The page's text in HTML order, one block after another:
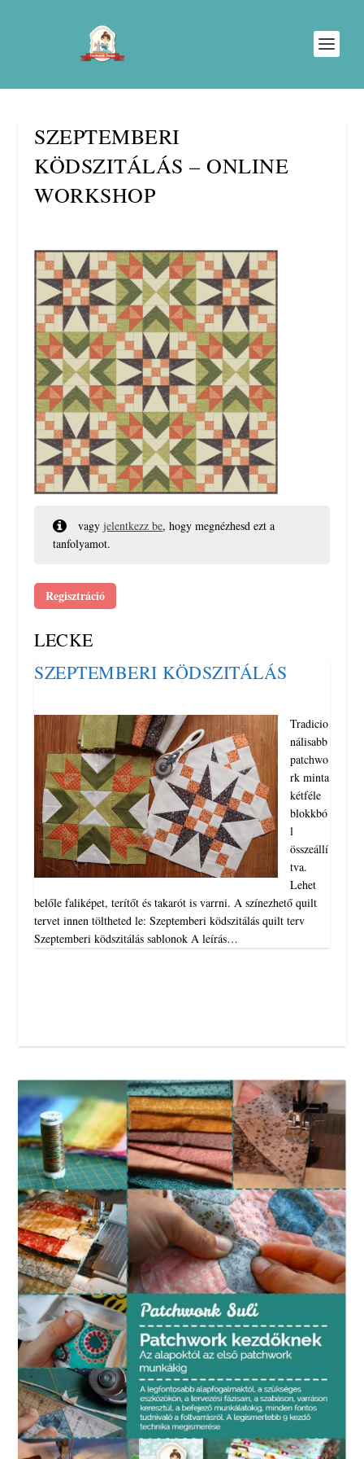
SZEPTEMBERI
KÖDSZITÁLÁS – ONLINE
WORKSHOP
vagyjelentkezz be, hogy megnézhesd ezt a
tanfolyamot.
Regisztráció
LECKE
SZEPTEMBERI KÖDSZITÁLÁS
Tradicio
nálisabb
patchwo
rk minta
kétféle
blokkbó
l
összeállí
tva.
Lehet
belőle faliképet, terítőt és takarót is varrni. A színezhető quilt
tervet innen töltheted le: Szeptemberi ködszitálás quilt terv
Szeptemberi ködszitálás sablonok A leírás…